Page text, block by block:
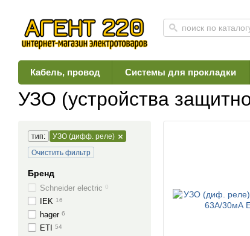
Кабель, провод Системы для прокладки
Главная Каталог Автоматика, защита, учет Модульные
УЗО (устройства
тип:
УЗО (дифф. реле)
Очистить фильтр
Бренд
Schneider electric 0
IEK 16
hager 6
ETI 54